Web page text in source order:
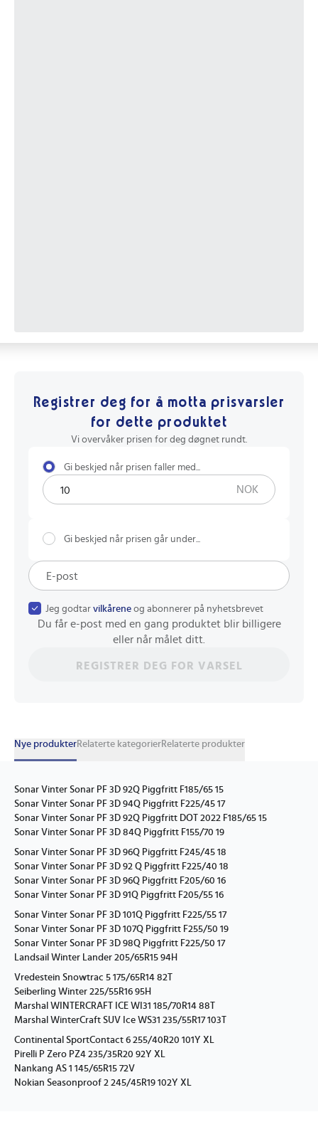
Registrer deg for å motta prisvarsler
for dette produktet
Vi overvåker prisen for deg døgnet rundt.
Gi beskjed når prisen faller med...
NOK
Gi beskjed når prisen går under...
Jeg godtar vilkårene og abonnerer på nyhetsbrevet
Du får e-post med en gang produktet blir billigere
eller når målet ditt.
REGISTRER DEG FOR VARSEL
Nye produkterRelaterte kategorierRelaterte produkter
Sonar Vinter Sonar PF 3D 92Q Piggfritt F185/65 15
Sonar Vinter Sonar PF 3D 94Q Piggfritt F225/45 17
Sonar Vinter Sonar PF 3D 92Q Piggfritt DOT 2022 F185/65 15
Sonar Vinter Sonar PF 3D 84Q Piggfritt F155/70 19
Sonar Vinter Sonar PF 3D 96Q Piggfritt F245/45 18
Sonar Vinter Sonar PF 3D 92 Q Piggfritt F225/40 18
Sonar Vinter Sonar PF 3D 96Q Piggfritt F205/60 16
Sonar Vinter Sonar PF 3D 91Q Piggfritt F205/55 16
Sonar Vinter Sonar PF 3D 101Q Piggfritt F225/55 17
Sonar Vinter Sonar PF 3D 107Q Piggfritt F255/50 19
Sonar Vinter Sonar PF 3D 98Q Piggfritt F225/50 17
Landsail Winter Lander 205/65R15 94H
Vredestein Snowtrac 5 175/65R14 82T
Seiberling Winter 225/55R16 95H
Marshal WINTERCRAFT ICE WI31 185/70R14 88T
Marshal WinterCraft SUV Ice WS31 235/55R17 103T
Continental SportContact 6 255/40R20 101Y XL
Pirelli P Zero PZ4 235/35R20 92Y XL
Nankang AS 1 145/65R15 72V
Nokian Seasonproof 2 245/45R19 102Y XL